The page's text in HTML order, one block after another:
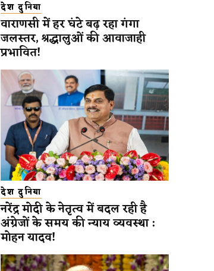
देश दुनिया
वाराणसी में हर घंटे बढ़ रहा गंगा
जलस्तर, श्रद्धालुओं की आवाजाही
प्रभावित!
देश दुनिया
नरेंद्र मोदी के नेतृत्व में बदल रही है
अंग्रेजों के समय की न्याय व्यवस्था :
मोहन यादव!